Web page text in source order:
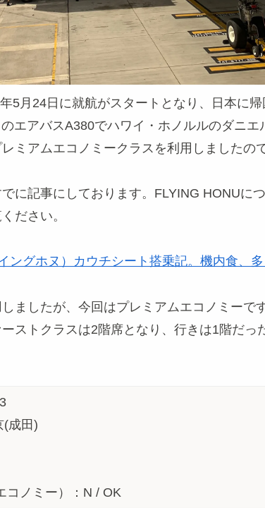
5月24日に就航がスタートとなり、日本に
エアバスA380でハワイ・ホノルルのダニエ
ミアムエコノミークラスを利用しましたの
に記事にしております。FLYING HONUに
ださい。
ングホヌ）カウチシート搭乗記。機内食、
ましたが、今回はプレミアムエコノミーで
ストクラスは2階席となり、行きは1階だっ
(成田)
コノミー）：N / OK